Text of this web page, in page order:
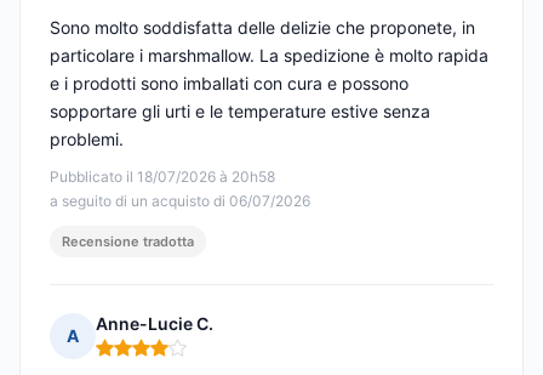
Pubblicato il 18/07/2026 à 20h58
a seguito di un acquisto di 06/07/2026
Sono molto soddisfatta delle delizie che proponete, in
particolare i marshmallow. La spedizione è molto rapida
e i prodotti sono imballati con cura e possono
sopportare gli urti e le temperature estive senza
problemi.
Recensione tradotta
A
Anne-Lucie C.
Nota: 4 su 5